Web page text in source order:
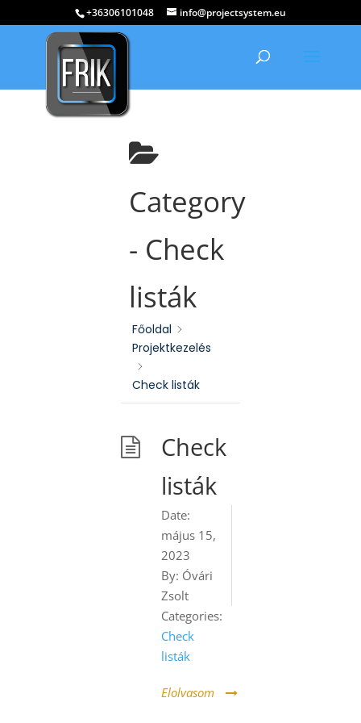
+36306101048 info@projectsystem.eu
Category
- Check
listák
Főoldal
Projektkezelés
Check listák
Check
listák
Date:
május 15,
2023
By: Óvári
Zsolt
Categories:
Check
listák
Elolvasom